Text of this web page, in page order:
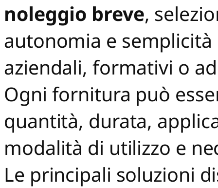
noleggio breve,
autonomia e
aziendali, formativi o
Ogni fornitura può
quantità, durata,
modalità di utilizzo e
Le principali soluzioni